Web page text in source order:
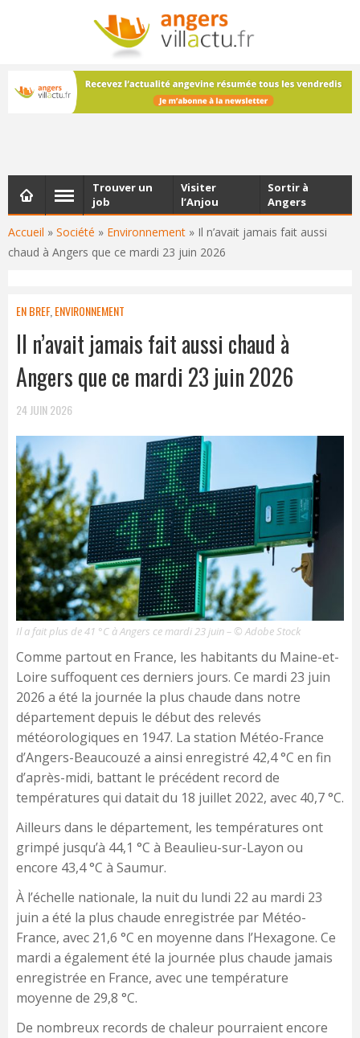
NEWSLETTER
Les dernières actualités d'Angers, chaque vendredi dans
votre boîte e-mail
Accueil » Société » Environnement » Il n’avait jamais fait aussi
chaud à Angers que ce mardi 23 juin 2026
Trouver un
job
Visiter
l’Anjou
Sortir à
Angers
EN BREF, ENVIRONNEMENT
Il n’avait jamais fait aussi chaud à
Angers que ce mardi 23 juin 2026
24 JUIN 2026
Il a fait plus de 41 °C à Angers ce mardi 23 juin – © Adobe Stock
Comme partout en France, les habitants du Maine-et-
Loire suffoquent ces derniers jours. Ce mardi 23 juin
2026 a été la journée la plus chaude dans notre
département depuis le début des relevés
météorologiques en 1947. La station Météo-France
d’Angers-Beaucouzé a ainsi enregistré 42,4 °C en fin
d’après-midi, battant le précédent record de
températures qui datait du 18 juillet 2022, avec 40,7 °C.
Ailleurs dans le département, les températures ont
grimpé jusqu’à 44,1 °C à Beaulieu-sur-Layon ou
encore 43,4 °C à Saumur.
À l’échelle nationale, la nuit du lundi 22 au mardi 23
juin a été la plus chaude enregistrée par Météo-
France, avec 21,6 °C en moyenne dans l’Hexagone. Ce
mardi a également été la journée plus chaude jamais
enregistrée en France, avec une température
moyenne de 29,8 °C.
De nombreux records de chaleur pourraient encore